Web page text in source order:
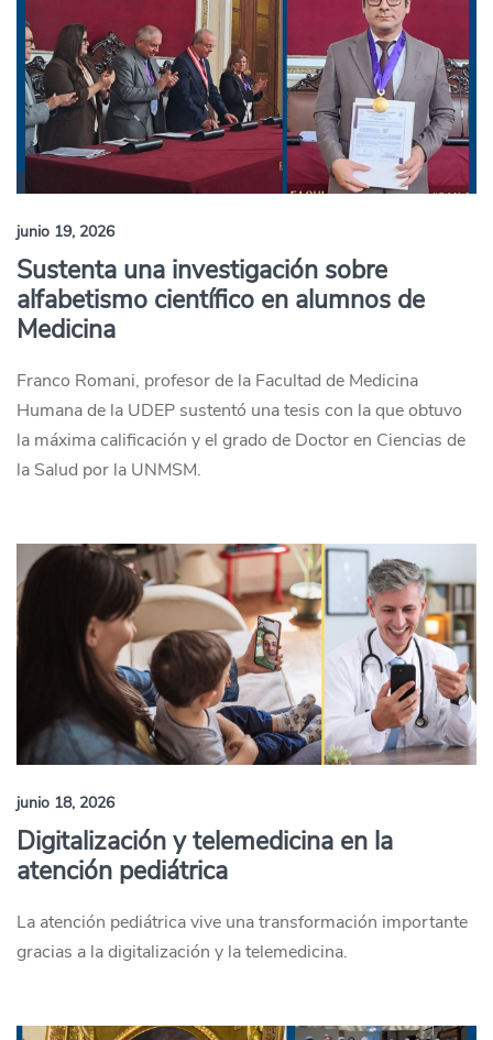
junio 19, 2026
Sustenta una investigación sobre
alfabetismo científico en alumnos de
Medicina
Franco Romani, profesor de la Facultad de Medicina
Humana de la UDEP sustentó una tesis con la que obtuvo
la máxima calificación y el grado de Doctor en Ciencias de
la Salud por la UNMSM.
junio 18, 2026
Digitalización y telemedicina en la
atención pediátrica
La atención pediátrica vive una transformación importante
gracias a la digitalización y la telemedicina.